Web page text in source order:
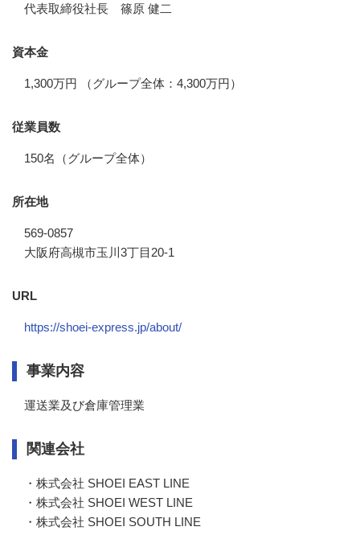
代表取締役社長 篠原 健二
資本金
1,300万円 （グループ全体：4,300万円）
従業員数
150名（グループ全体）
所在地
569-0857
大阪府高槻市玉川3丁目20-1
URL
https://shoei-express.jp/about/
事業内容
運送業及び倉庫管理業
関連会社
・株式会社 SHOEI EAST LINE
・株式会社 SHOEI WEST LINE
・株式会社 SHOEI SOUTH LINE